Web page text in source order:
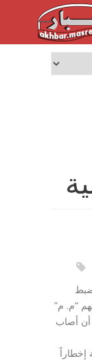
“م. م”
أن أصاب
إخطاراً